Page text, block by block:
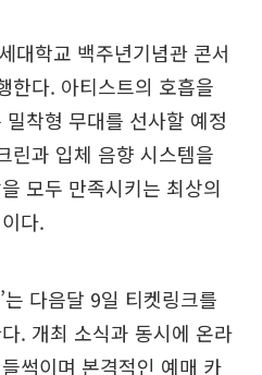
대학교 백주년기념관 콘서
한다. 아티스트의 호흡을
착형 무대를 선사할 예정
린과 입체 음향 시스템을
모두 만족시키는 최상의
다.
다음달 9일 티켓링크를
. 개최 소식과 동시에 온라
썩이며 본격적인 예매 카